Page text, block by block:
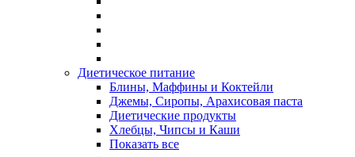
Диетическое питание
Блины, Маффины и Коктейли
Джемы, Сиропы, Арахисовая паста
Диетические продукты
Хлебцы, Чипсы и Каши
Показать все